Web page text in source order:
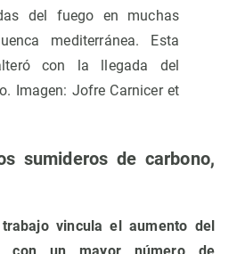
del fuego en muchas
mediterránea. Esta
con la llegada del
Imagen: Jofre Carnicer et
sumideros de carbono,
vincula el aumento del
con un mayor número de